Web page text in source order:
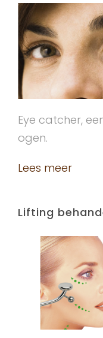
Eye catcher,
ogen.
Lees meer
Lifting